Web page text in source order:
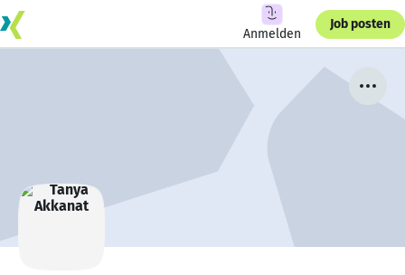
Anmelden
Job posten